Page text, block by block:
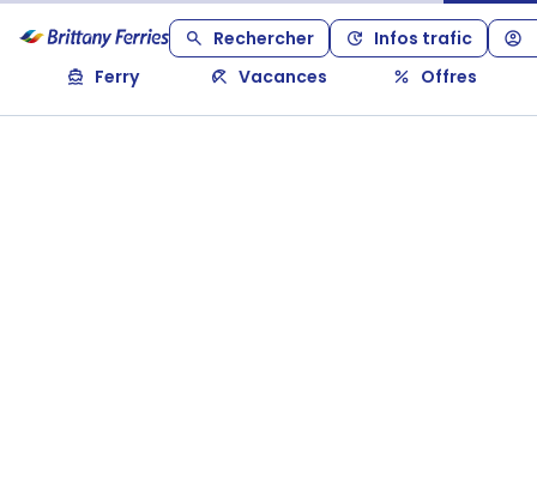
Rechercher
Infos trafic
Ferry
Vacances Offres